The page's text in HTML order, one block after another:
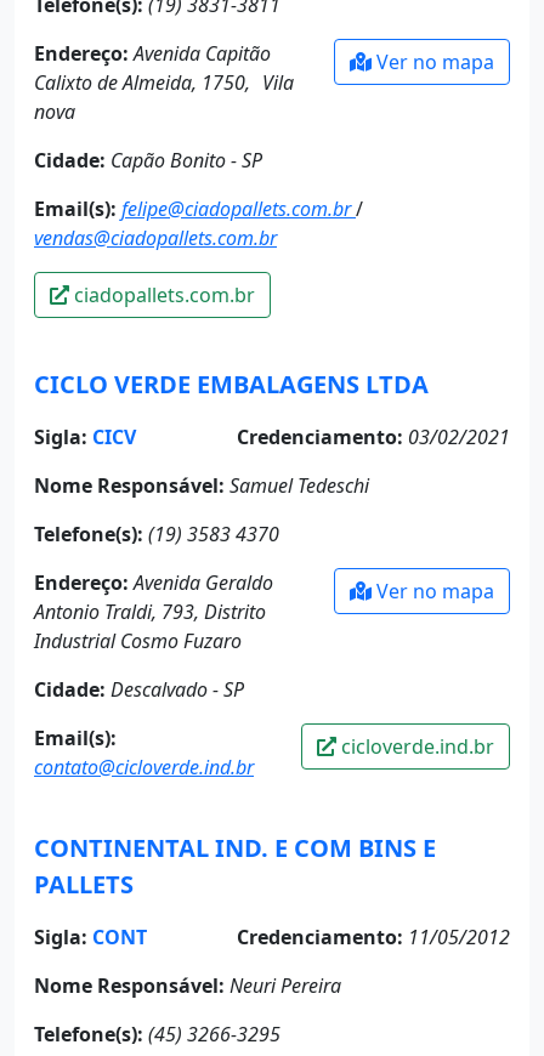
Endereço: Avenida Capitão
Calixto de Almeida, 1750, Vila
nova
Cidade: Capão Bonito - SP
Ver no mapa
Email(s): felipe@ciadopallets.com.br/
vendas@ciadopallets.com.br
ciadopallets.com.br
CICLO VERDE EMBALAGENS LTDA
Sigla: CICV Credenciamento: 03/02/2021
Nome Responsável: Samuel Tedeschi
Telefone(s): (19) 3583 4370
Endereço: Avenida Geraldo
Antonio Traldi, 793, Distrito
Industrial Cosmo Fuzaro
Cidade: Descalvado - SP
Ver no mapa
Email(s):
contato@cicloverde.ind.br
cicloverde.ind.br
CONTINENTAL IND. E COM BINS E
PALLETS
Sigla: CONT Credenciamento: 11/05/2012
Nome Responsável: Neuri Pereira
Telefone(s): (45) 3266-3295